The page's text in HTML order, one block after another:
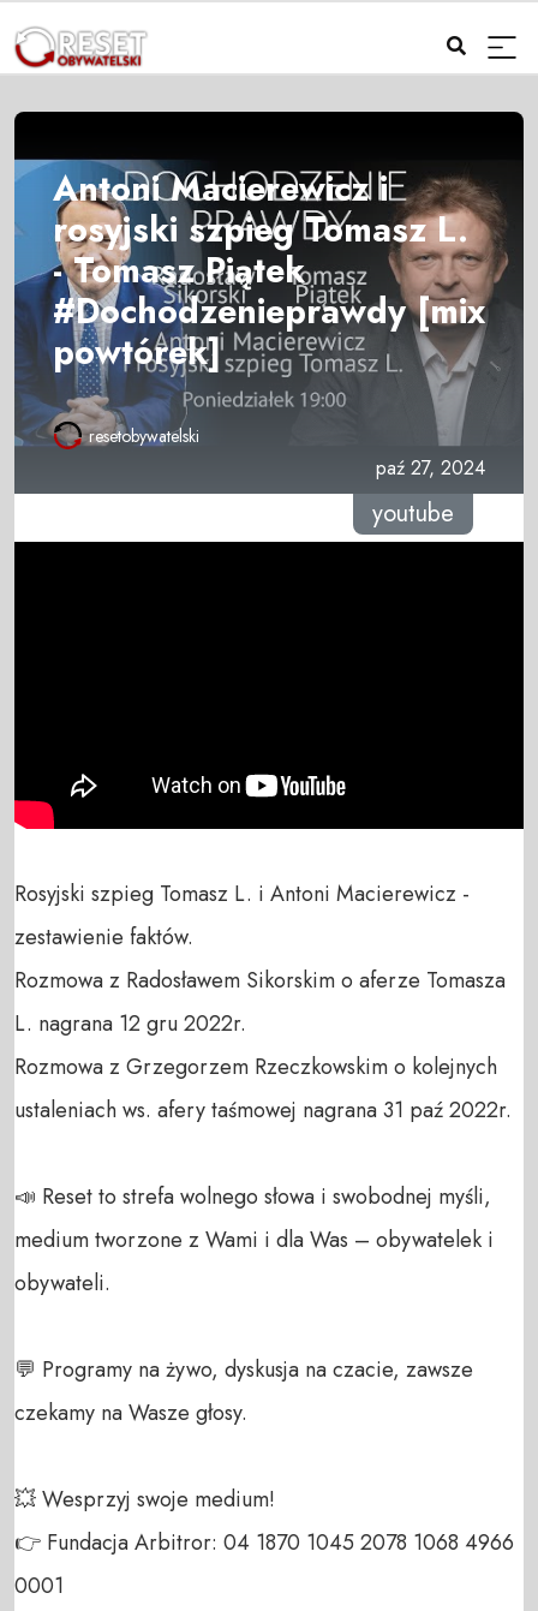
Antoni Macierewicz i
rosyjski szpieg Tomasz L.
- Tomasz Piątek
#Dochodzenieprawdy [mix
powtórek]
resetobywatelski
paź 27, 2024
youtube
Rosyjski szpieg Tomasz L. i Antoni Macierewicz -
zestawienie faktów.
Rozmowa z Radosławem Sikorskim o aferze Tomasza
L. nagrana 12 gru 2022r.
Rozmowa z Grzegorzem Rzeczkowskim o kolejnych
ustaleniach ws. afery taśmowej nagrana 31 paź 2022r.
📣 Reset to strefa wolnego słowa i swobodnej myśli,
medium tworzone z Wami i dla Was – obywatelek i
obywateli.
💬 Programy na żywo, dyskusja na czacie, zawsze
czekamy na Wasze głosy.
💥 Wesprzyj swoje medium!
👉 Fundacja Arbitror: 04 1870 1045 2078 1068 4966
0001